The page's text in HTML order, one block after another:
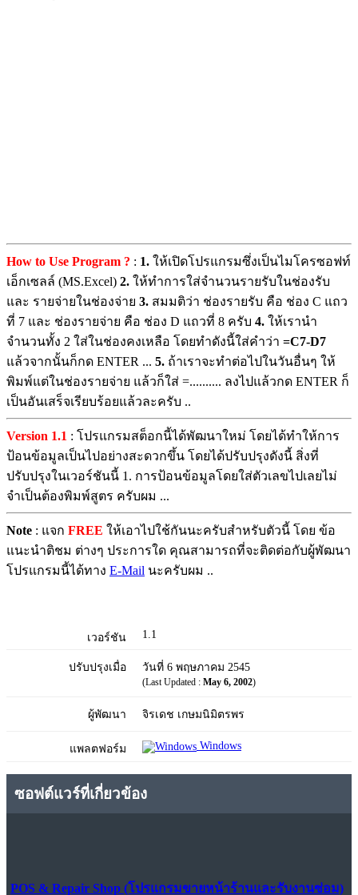
How to Use Program ? : 1. ให้เปิดโปรแกรมซึ่งเป็นไมโครซอฟท์
เอ็กเซลล์ (MS.Excel) 2. ให้ทำการใส่จำนวนรายรับในช่องรับ
และ รายจ่ายในช่องจ่าย 3. สมมติว่า ช่องรายรับ คือ ช่อง C แถว
ที่ 7 และ ช่องรายจ่าย คือ ช่อง D แถวที่ 8 ครับ 4. ให้เรานำ
จำนวนทั้ง 2 ใส่ในช่องคงเหลือ โดยทำดังนี้ใส่คำว่า =C7-D7
แล้วจากนั้นก็กด ENTER ... 5. ถ้าเราจะทำต่อไปในวันอื่นๆ ให้
พิมพ์แต่ในช่องรายจ่าย แล้วก็ใส่ =.......... ลงไปแล้วกด ENTER ก็
เป็นอันเสร็จเรียบร้อยแล้วละครับ ..
Version 1.1 : โปรแกรมสต็อกนี้ได้พัฒนาใหม่ โดยได้ทำให้การ
ป้อนข้อมูลเป็นไปอย่างสะดวกขึ้น โดยได้ปรับปรุงดังนี้ สิ่งที่
ปรับปรุงในเวอร์ชันนี้ 1. การป้อนข้อมูลโดยใส่ตัวเลขไปเลยไม่
จำเป็นต้องพิมพ์สูตร ครับผม ...
Note : แจก FREE ให้เอาไปใช้กันนะครับสำหรับตัวนี้ โดย ข้อ
แนะนำติชม ต่างๆ ประการใด คุณสามารถที่จะติดต่อกับผู้พัฒนา
โปรแกรมนี้ได้ทาง E-Mail นะครับผม ..
เวอร์ชัน 1.1
ปรับปรุงเมื่อ วันที่ 6 พฤษภาคม 2545
(Last Updated : May 6, 2002)
ผู้พัฒนา จิรเดช เกษมนิมิตรพร
แพลตฟอร์ม Windows
ซอฟต์แวร์ที่เกี่ยวข้อง
POS & Repair Shop (โปรแกรมขายหน้าร้านและรับงานซ่อม)